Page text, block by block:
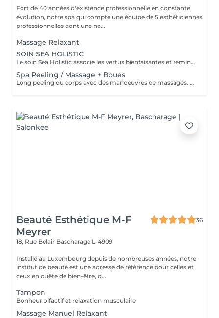
Fort de 40 années d'existence professionnelle en constante
évolution, notre spa qui compte une équipe de 5 esthéticiennes
professionnelles dont une na...
Massage Relaxant
SOIN SEA HOLISTIC
Le soin Sea Holistic associe les vertus bienfaisantes et reminéralisantes des produits marins à une gestuelle originale inspirée de la tradition Thai. Un soin ultra-relaxant par sa douce chaleur et sa fragrance aromatique aux fleurs de lavande. La stimulation des lignes énergétiques par effleurages, pressions, étirements, restaure l'équilibre de votre corps et vous procure un bien être absolu. Les bolus, appliqués par pressions sur les zones de tension, sont chauffés à la vapeur et libèrent des effluves de lavande qui vous apaisent. Les cristaux de sel marin reminéralisent votre peau. Combinaison d'effleurages, de pressions et d'étirements, le modelage du corps très original, à base de bolus de mer d'inspiration thaï, élimine un à un les points de tension et restaure l'équilibre du corps. Les gants de soie procurent un léger peeling en douceur et le soin visage coup d'éclat redonne à la peau toute sa douceur et sa luminosité naturelle.
Spa Peeling / Massage + Boues
Long peeling du corps avec des manoeuvres de massages. Application de boues marines auto-chauffantes de la voûte plantaire et de la colonne vertébrale pour détoxifier et reminéraliser les zones réflexes.
Beauté Esthétique M-F
Meyrer
36
18, Rue Belair Bascharage L-4909
Installé au Luxembourg depuis de nombreuses années, notre
institut de beauté est une adresse de référence pour celles et
ceux en quête de bien-être, d...
Tampon
Bonheur olfactif et relaxation musculaire
Massage Manuel Relaxant